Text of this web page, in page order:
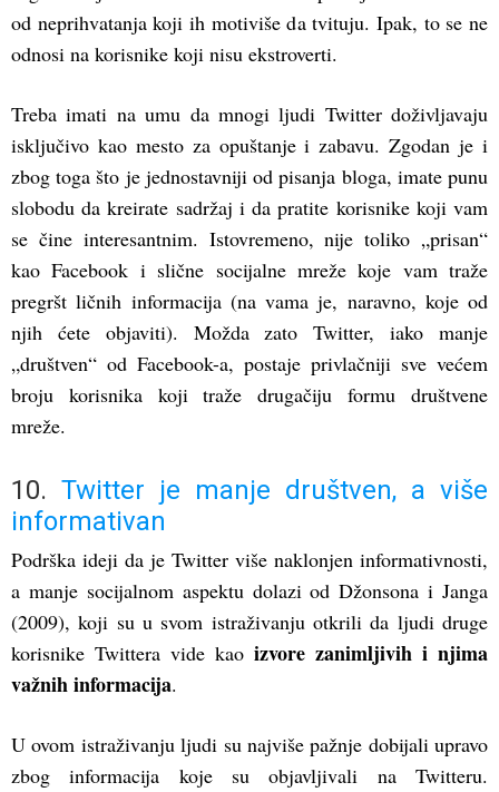
od neprihvatanja koji ih motiviše da tvituju. Ipak, to se ne
odnosi na korisnike koji nisu ekstroverti.
Treba imati na umu da mnogi ljudi Twitter doživljavaju
isključivo kao mesto za opuštanje i zabavu. Zgodan je i
zbog toga što je jednostavniji od pisanja bloga, imate punu
slobodu da kreirate sadržaj i da pratite korisnike koji vam
se čine interesantnim. Istovremeno, nije toliko „prisan“
kao Facebook i slične socijalne mreže koje vam traže
pregršt ličnih informacija (na vama je, naravno, koje od
njih ćete objaviti). Možda zato Twitter, iako manje
„društven“ od Facebook-a, postaje privlačniji sve većem
broju korisnika koji traže drugačiju formu društvene
mreže.
10. Twitter je manje društven, a više
informativan
Podrška ideji da je Twitter više naklonjen informativnosti,
a manje socijalnom aspektu dolazi od Džonsona i Janga
(2009), koji su u svom istraživanju otkrili da ljudi druge
korisnike Twittera vide kao izvore zanimljivih i njima
važnih informacija.
U ovom istraživanju ljudi su najviše pažnje dobijali upravo
zbog informacija koje su objavljivali na Twitteru.